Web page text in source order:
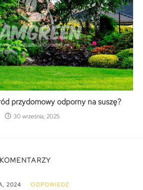
przydomowy odporny na suszę?
30 września, 2025
2024 ODPOWIEDZ